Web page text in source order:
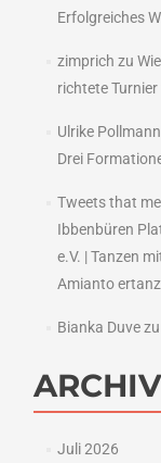
Erfolgreiches
zimprich zu
richtete
Ulrike Pollmann
Drei
Tweets that
Ibbenbüren
e.V. | Tanzen
Amianto
Bianka Duvezu
ARCHIV
Juli 2026